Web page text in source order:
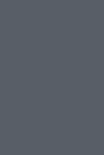
αγώνα
και